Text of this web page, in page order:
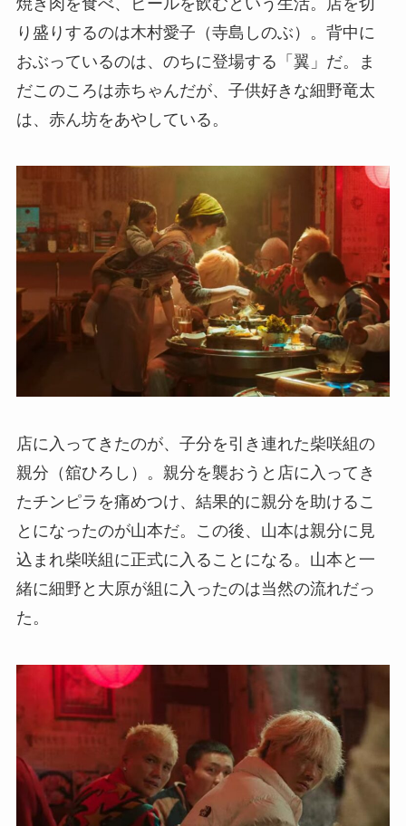
り盛りするのは木村愛子（寺島しのぶ）。背中に
おぶっているのは、のちに登場する「翼」だ。ま
だこのころは赤ちゃんだが、子供好きな細野竜太
は、赤ん坊をあやしている。
店に入ってきたのが、子分を引き連れた柴咲組の
親分（舘ひろし）。親分を襲おうと店に入ってき
たチンピラを痛めつけ、結果的に親分を助けるこ
とになったのが山本だ。この後、山本は親分に見
込まれ柴咲組に正式に入ることになる。山本と一
緒に細野と大原が組に入ったのは当然の流れだっ
た。